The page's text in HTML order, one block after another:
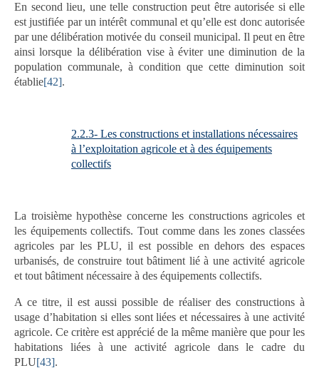
En second lieu, une telle construction peut être autorisée si elle
est justifiée par un intérêt communal et qu’elle est donc autorisée
par une délibération motivée du conseil municipal. Il peut en être
ainsi lorsque la délibération vise à éviter une diminution de la
population communale, à condition que cette diminution soit
établie[42].
2.2.3- Les constructions et installations nécessaires
à l’exploitation agricole et à des équipements
collectifs
La troisième hypothèse concerne les constructions agricoles et
les équipements collectifs. Tout comme dans les zones classées
agricoles par les PLU, il est possible en dehors des espaces
urbanisés, de construire tout bâtiment lié à une activité agricole
et tout bâtiment nécessaire à des équipements collectifs.
A ce titre, il est aussi possible de réaliser des constructions à
usage d’habitation si elles sont liées et nécessaires à une activité
agricole. Ce critère est apprécié de la même manière que pour les
habitations liées à une activité agricole dans le cadre du
PLU[43].